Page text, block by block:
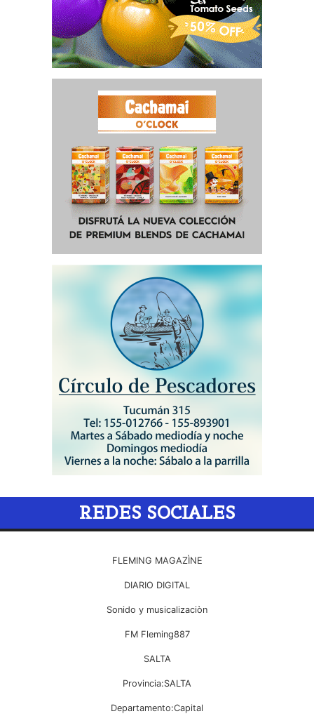
REDES SOCIALES
FLEMING MAGAZÌNE
DIARIO DIGITAL
Sonido y musicalizaciòn
FM Fleming887
SALTA
Provincia:SALTA
Departamento:Capital